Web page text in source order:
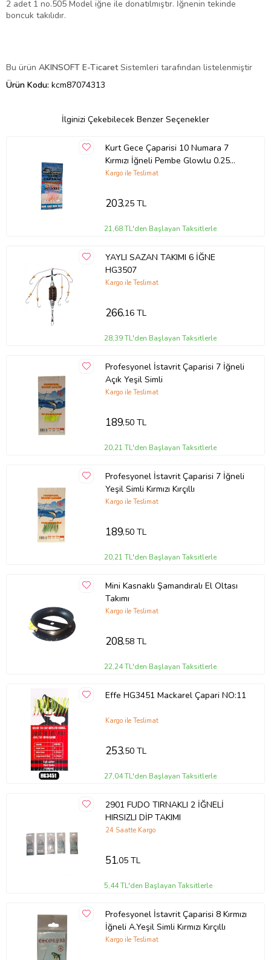
2 adet 1 no.505 Model iğne ile donatılmıştır. İğnenin tekinde
boncuk takılıdır.
Bu ürün AKINSOFT E-TicaretSistemleri tarafından listelenmiştir
Ürün Kodu: kcm87074313
İlginizi Çekebilecek Benzer Seçenekler
Kurt Gece Çaparisi 10 Numara 7
Kırmızı İğneli Pembe Glowlu 0.25
Beden 0.15 Kısa Köstek
Kargo ile Teslimat
203,25 TL
21,68 TL'den Başlayan Taksitlerle
YAYLI SAZAN TAKIMI 6 İĞNE
HG3507
Kargo ile Teslimat
266,16 TL
28,39 TL'den Başlayan Taksitlerle
Profesyonel İstavrit Çaparisi 7 İğneli
Açık Yeşil Simli
Kargo ile Teslimat
189,50 TL
20,21 TL'den Başlayan Taksitlerle
Profesyonel İstavrit Çaparisi 7 İğneli
Yeşil Simli Kırmızı Kırçıllı
Kargo ile Teslimat
189,50 TL
20,21 TL'den Başlayan Taksitlerle
Mini Kasnaklı Şamandıralı El Oltası
Takımı
Kargo ile Teslimat
208,58 TL
22,24 TL'den Başlayan Taksitlerle
Effe HG3451 Mackarel Çapari NO:11
Kargo ile Teslimat
253,50 TL
27,04 TL'den Başlayan Taksitlerle
2901 FUDO TIRNAKLI 2 İĞNELİ
HIRSIZLI DİP TAKIMI
24 Saatte Kargo
51,05 TL
5,44 TL'den Başlayan Taksitlerle
Profesyonel İstavrit Çaparisi 8 Kırmızı
İğneli A.Yeşil Simli Kırmızı Kırçıllı
Kargo ile Teslimat